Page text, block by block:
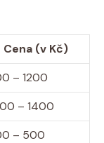
Cena (v Kč)
– 1200
– 1400
– 500